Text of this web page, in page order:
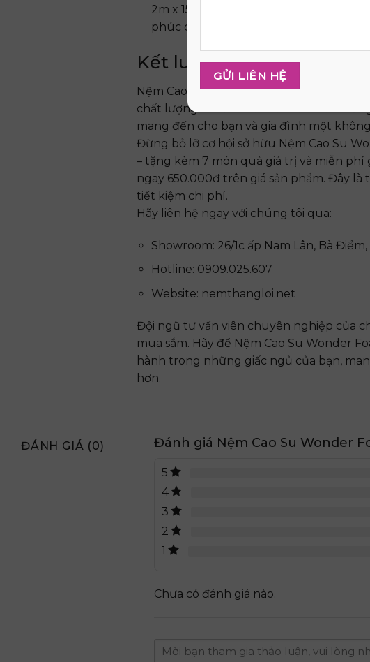
2m x 15cm. Hãy đến với chúng tôi và
phúc cho bạn và gia đình.
Kết luận
Nệm Cao Su Wonder Foam Thắng Lợi
chất lượng và sức khỏe tốt hơn. Với
mang đến cho bạn và gia đình một
Đừng bỏ lỡ cơ hội sở hữu Nệm Cao Su
– tặng kèm 7 món quà giá trị và miễn
ngay 650.000đ trên giá sản phẩm. Đây
tiết kiệm chi phí.
Hãy liên hệ ngay với chúng tôi qua:
Showroom: 26/1c ấp Nam Lân, Bà
Hotline: 0909.025.607
Website: nemthangloi.net
Đội ngũ tư vấn viên chuyên nghiệp của
mua sắm. Hãy để Nệm Cao Su Wonder
hành trong những giấc ngủ của bạn,
hơn.
ĐÁNH GIÁ (0) Đánh giá Nệm Cao Su Wonder
5
4
3
2
1
Chưa có đánh giá nào.